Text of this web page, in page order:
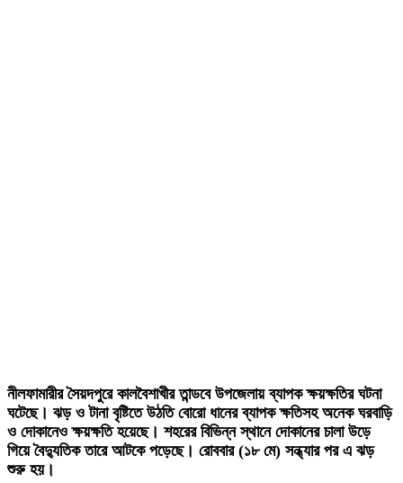
নীলফামারীর সৈয়দপুরে কালবৈশাখীর তান্ডবে উপজেলায় ব্যাপক ক্ষয়ক্ষতির ঘটনা
ঘটেছে। ঝড় ও টানা বৃষ্টিতে উঠতি বোরো ধানের ব্যাপক ক্ষতিসহ অনেক ঘরবাড়ি
ও দোকানেও ক্ষয়ক্ষতি হয়েছে। শহরের বিভিন্ন স্থানে দোকানের চালা উড়ে
গিয়ে বৈদ্যুতিক তারে আটকে পড়েছে। রোববার (১৮ মে) সন্ধ্যার পর এ ঝড়
শুরু হয়।